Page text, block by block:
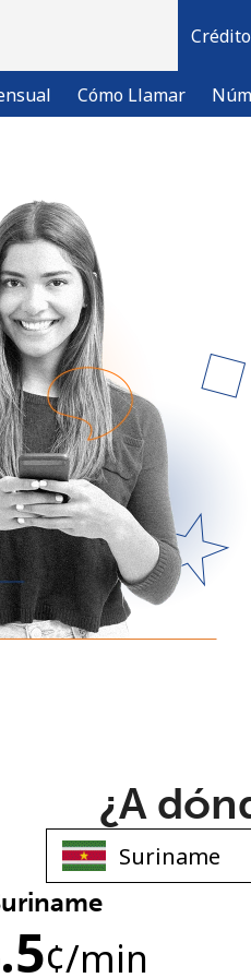
Cómo Llamar
¿Ya
Una letra
¿A
¢/min